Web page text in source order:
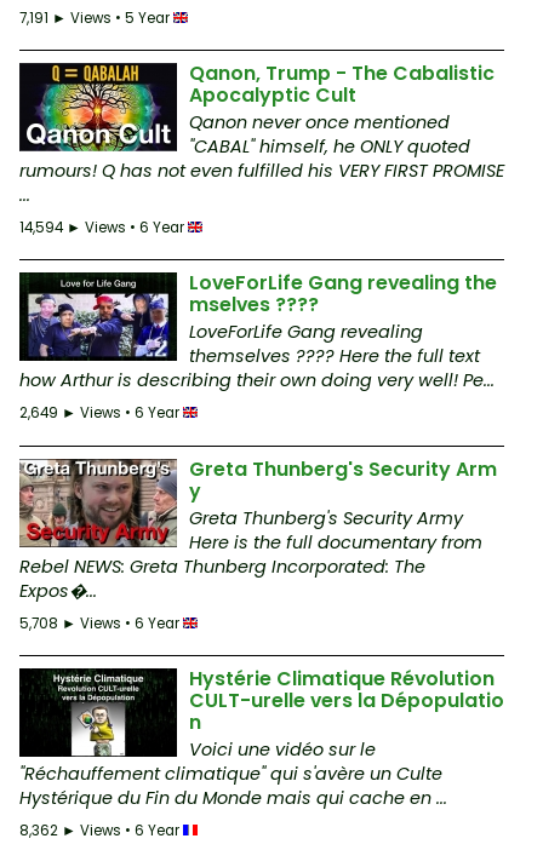
7,191 ► Views • 5 Year
Qanon, Trump - The Cabalistic
Apocalyptic Cult
Qanon never once mentioned
"CABAL" himself, he ONLY quoted
rumours! Q has not even fulfilled his VERY FIRST PROMISE
...
14,594 ► Views • 6 Year
LoveForLife Gang revealing the
mselves ????
LoveForLife Gang revealing
themselves ???? Here the full text
how Arthur is describing their own doing very well! Pe...
2,649 ► Views • 6 Year
Greta Thunberg's Security Arm
y
Greta Thunberg's Security Army
Here is the full documentary from
Rebel NEWS: Greta Thunberg Incorporated: The
Expos�...
5,708 ► Views • 6 Year
Hystérie Climatique Révolution
CULT-urelle vers la Dépopulatio
n
Voici une vidéo sur le
"Réchauffement climatique" qui s'avère un Culte
Hystérique du Fin du Monde mais qui cache en ...
8,362 ► Views • 6 Year